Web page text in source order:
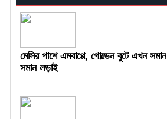
মেসির পাশে এমবাপ্পে, গোল্ডেন বুটে এখন সমান
সমান লড়াই